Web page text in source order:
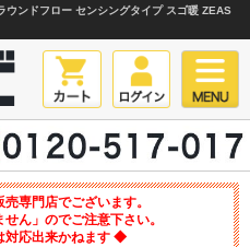
ンドフロー センシングタイプ スゴ暖 ZEAS
専門店でございます。
ん」のでご注意下さい。
対応出来かねます ◆